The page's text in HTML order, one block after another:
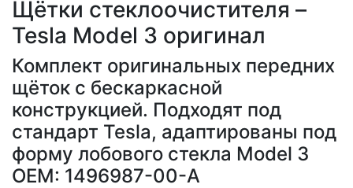
Щётки стеклоочистителя –
Tesla Model 3 оригинал
Комплект оригинальных передних
щёток с бескаркасной
конструкцией. Подходят под
стандарт Tesla, адаптированы под
форму лобового стекла Model 3
OEM: 1496987-00-A